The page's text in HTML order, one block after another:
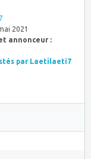
2021
annonceur :
par Laetilaeti7